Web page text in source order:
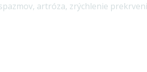
artróza, zrýchlenie